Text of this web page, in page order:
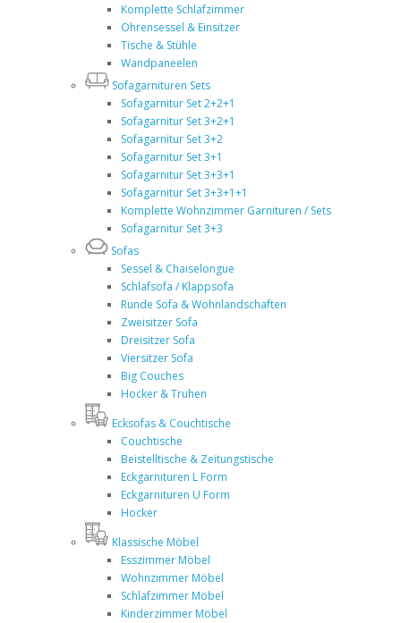
Komplette Schlafzimmer
Ohrensessel & Einsitzer
Tische & Stühle
Wandpaneelen
Sofagarnituren Sets
Sofagarnitur Set 2+2+1
Sofagarnitur Set 3+2+1
Sofagarnitur Set 3+2
Sofagarnitur Set 3+1
Sofagarnitur Set 3+3+1
Sofagarnitur Set 3+3+1+1
Komplette Wohnzimmer Garnituren / Sets
Sofagarnitur Set 3+3
Sofas
Sessel & Chaiselongue
Schlafsofa / Klappsofa
Runde Sofa & Wohnlandschaften
Zweisitzer Sofa
Dreisitzer Sofa
Viersitzer Sofa
Big Couches
Hocker & Truhen
Ecksofas & Couchtische
Couchtische
Beistelltische & Zeitungstische
Eckgarnituren L Form
Eckgarnituren U Form
Hocker
Klassische Möbel
Esszimmer Möbel
Wohnzimmer Möbel
Schlafzimmer Möbel
Kinderzimmer Möbel